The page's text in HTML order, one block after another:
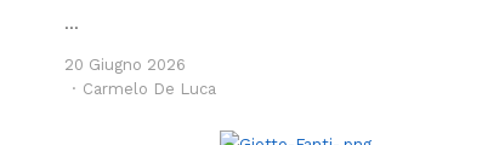
…
20 Giugno 2026
Author
Carmelo De Luca